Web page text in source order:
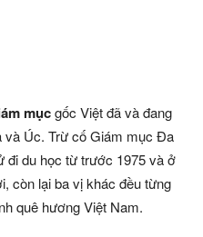
mụcgốc Việt đã và đang
và Úc. Trừ cố Giám mục Đa
đi du học từ trước 1975 và ở
còn lại ba vị khác đều từng
quê hương Việt Nam.